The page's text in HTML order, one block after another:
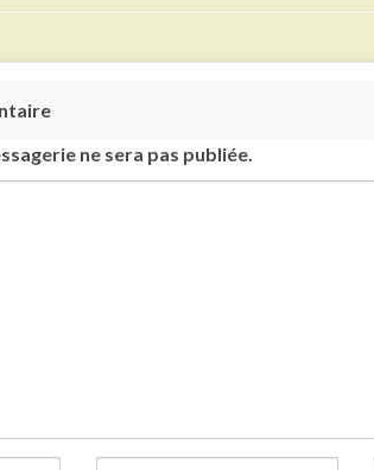
ne sera pas publiée.